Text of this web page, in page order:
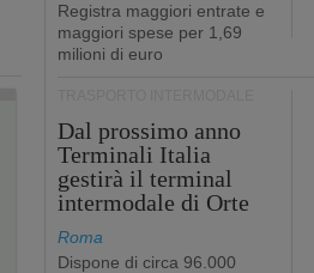
Registra maggiori entrate e
maggiori spese per 1,69
milioni di euro
Dal prossimo anno
Terminali Italia
gestirà il terminal
intermodale di Orte
Roma
Dispone di circa 96.000